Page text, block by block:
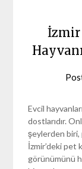
İzmir
Evcil
dostlarıdır.
şeylerden
İzmir’deki pet
görünümünü